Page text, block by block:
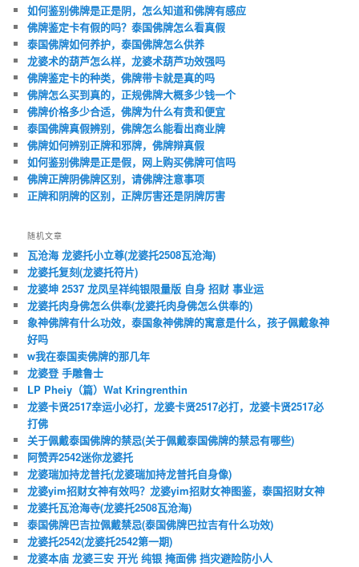
如何鉴别佛牌是正是阴，怎么知道和佛牌有感应
佛牌鉴定卡有假的吗？泰国佛牌怎么看真假
泰国佛牌如何养护，泰国佛牌怎么供养
龙婆术的葫芦怎么样，龙婆术葫芦功效强吗
佛牌鉴定卡的种类，佛牌带卡就是真的吗
佛牌怎么买到真的，正规佛牌大概多少钱一个
佛牌价格多少合适，佛牌为什么有贵和便宜
泰国佛牌真假辨别，佛牌怎么能看出商业牌
佛牌如何辨别正牌和邪牌，佛牌辩真假
如何鉴别佛牌是正是假，网上购买佛牌可信吗
佛牌正牌阴佛牌区别，请佛牌注意事项
正牌和阴牌的区别，正牌厉害还是阴牌厉害
随机文章
瓦沧海 龙婆托小立尊(龙婆托2508瓦沧海)
龙婆托复刻(龙婆托符片)
龙婆坤 2537 龙凤呈祥纯银限量版 自身 招财 事业运
龙婆托肉身佛怎么供奉(龙婆托肉身佛怎么供奉的)
象神佛牌有什么功效，泰国象神佛牌的寓意是什么，孩子佩戴象神
好吗
w我在泰国卖佛牌的那几年
龙婆登 手雕鲁士
LP Pheiy（篇）Wat Kringrenthin
龙婆卡贤2517幸运小必打，龙婆卡贤2517必打，龙婆卡贤2517必
打佛
关于佩戴泰国佛牌的禁忌(关于佩戴泰国佛牌的禁忌有哪些)
阿赞弄2542迷你龙婆托
龙婆瑞加持龙普托(龙婆瑞加持龙普托自身像)
龙婆yim招财女神有效吗？龙婆yim招财女神图鉴，泰国招财女神
龙婆托瓦沧海寺(龙婆托2508瓦沧海)
泰国佛牌巴吉拉佩戴禁忌(泰国佛牌巴拉吉有什么功效)
龙婆托2542(龙婆托2542第一期)
龙婆本庙 龙婆三安 开光 纯银 掩面佛 挡灾避险防小人